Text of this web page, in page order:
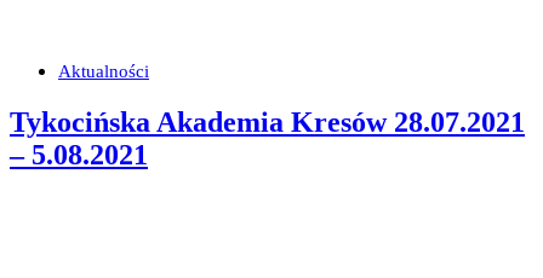
Aktualności
Tykocińska Akademia Kresów 28.07.2021
– 5.08.2021